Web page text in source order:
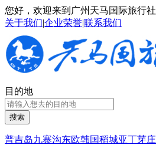
您好，欢迎来到广州天马国际旅行社
关于我们|企业荣誉|联系我们
目的地
搜索
普吉岛九寨沟东欧韩国稻城亚丁芽庄